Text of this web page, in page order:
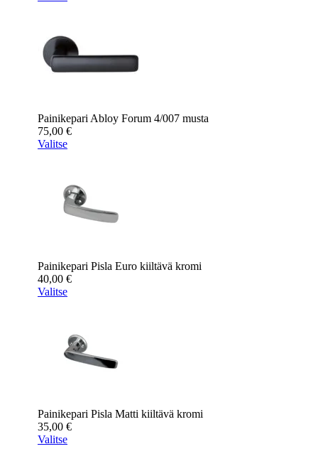
Painikepari Abloy Forum 4/007 musta
75,00 €
Valitse
Painikepari Pisla Euro kiiltävä kromi
40,00 €
Valitse
Painikepari Pisla Matti kiiltävä kromi
35,00 €
Valitse